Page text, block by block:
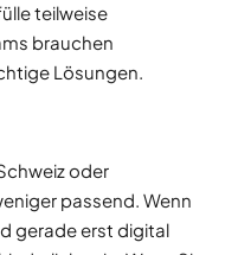
teilweise
brauchen
Lösungen.
oder
passend. Wenn
gerade erst digital